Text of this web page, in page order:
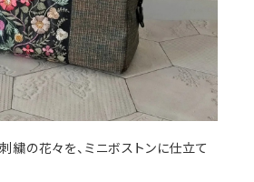
繍の花々を、ミニボストンに仕立て